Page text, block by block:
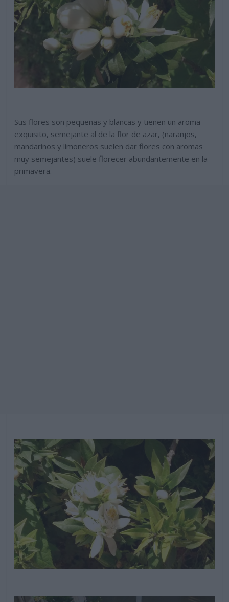
Sus flores son pequeñas y blancas y tienen un aroma
exquisito, semejante al de la flor de azar, (naranjos,
mandarinos y limoneros suelen dar flores con aromas
muy semejantes) suele florecer abundantemente en la
primavera.